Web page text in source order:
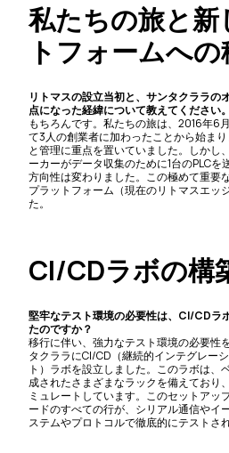
私たちの旅と新
トフォームへ
リトマスの設立当初と、サンタクララの
点になった経緯について教えてください。
もちろんです。私たちの旅は、2016年6
て3人の創業者に加わったことから始ま
と管理に重点を置いていました。しかし
ーカーがデータ収集のために1台のPLC
方向性は変わりました。この極めて重要
プラットフォーム（現在のリトマスエッ
た。
CI/CDラボの構
堅牢なテスト環境の必要性は、CI/CDラ
たのですか？
移行に伴い、強力なテスト環境の必要性
タクララにCI/CD（継続的インテグレー
ト）ラボを設立しました。このラボは、
成されたさまざまなラックを備えており
ミュレートしています。このセットアッ
ードのすべての行が、シリアル通信やイ
ステムやプロトコルで徹底的にテストさ